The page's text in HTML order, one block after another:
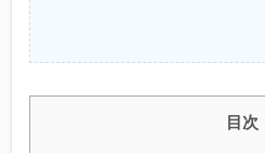
目次